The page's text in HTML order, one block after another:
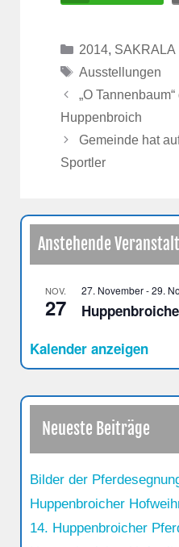
Kategorien
2014, SAKRALA
Schlagwörter
Ausstellungen
„O
Huppenbroich
Gemeinde hat
Sportler
Anstehende
NOV.
27
27. November-29.
Kalender anzeigen
Neueste Beiträge
Bilder der
Huppenbroicher
14. Huppenbroicher